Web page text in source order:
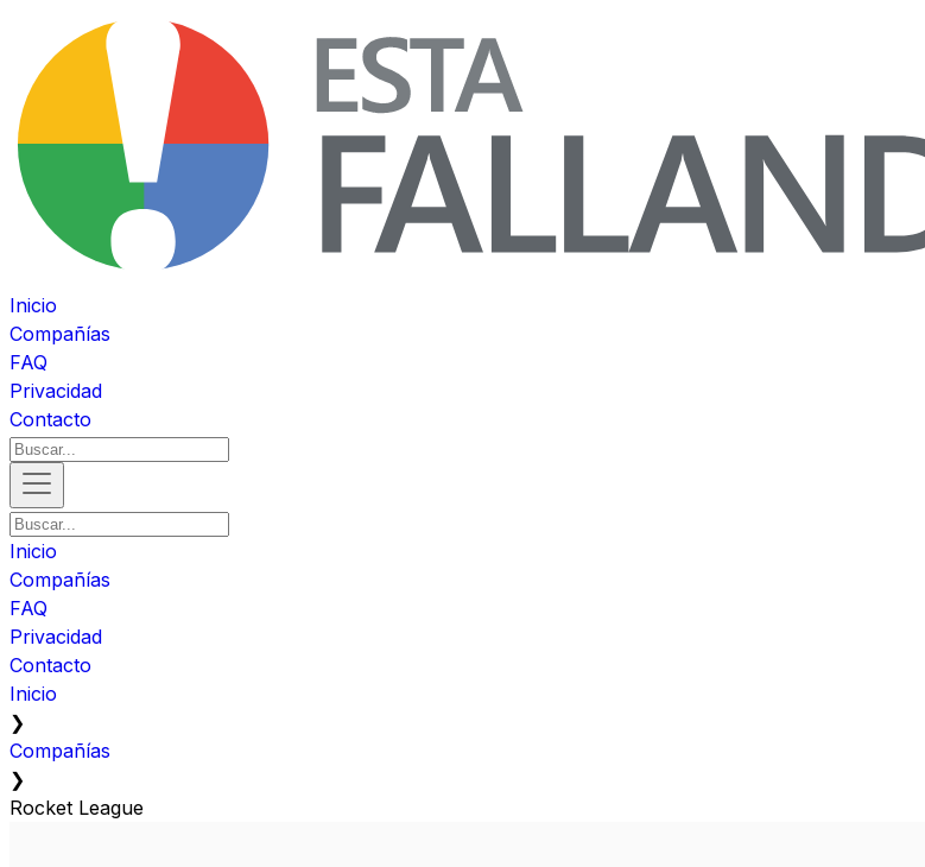
Inicio
Compañías
FAQ
Privacidad
Contacto
Inicio
Compañías
FAQ
Privacidad
Contacto
Inicio
❯
Compañías
❯
Rocket League